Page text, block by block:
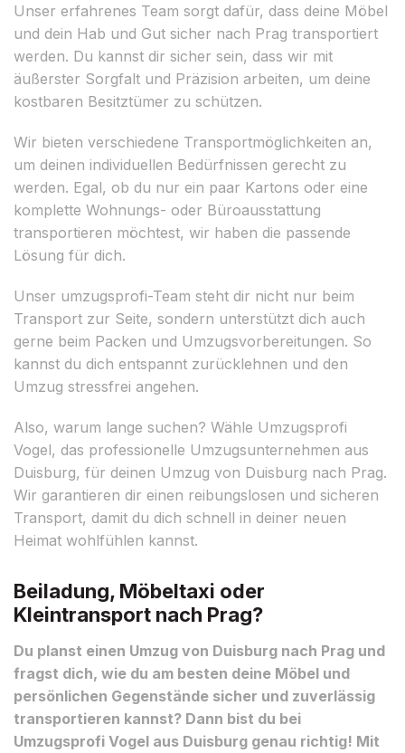
Unser erfahrenes Team sorgt dafür, dass deine Möbel
und dein Hab und Gut sicher nach Prag transportiert
werden. Du kannst dir sicher sein, dass wir mit
äußerster Sorgfalt und Präzision arbeiten, um deine
kostbaren Besitztümer zu schützen.
Wir bieten verschiedene Transportmöglichkeiten an,
um deinen individuellen Bedürfnissen gerecht zu
werden. Egal, ob du nur ein paar Kartons oder eine
komplette Wohnungs- oder Büroausstattung
transportieren möchtest, wir haben die passende
Lösung für dich.
Unser umzugsprofi-Team steht dir nicht nur beim
Transport zur Seite, sondern unterstützt dich auch
gerne beim Packen und Umzugsvorbereitungen. So
kannst du dich entspannt zurücklehnen und den
Umzug stressfrei angehen.
Also, warum lange suchen? Wähle Umzugsprofi
Vogel, das professionelle Umzugsunternehmen aus
Duisburg, für deinen Umzug von Duisburg nach Prag.
Wir garantieren dir einen reibungslosen und sicheren
Transport, damit du dich schnell in deiner neuen
Heimat wohlfühlen kannst.
Beiladung, Möbeltaxi oder
Kleintransport nach Prag?
Du planst einen Umzug von Duisburg nach Prag und
fragst dich, wie du am besten deine Möbel und
persönlichen Gegenstände sicher und zuverlässig
transportieren kannst? Dann bist du bei
Umzugsprofi Vogel aus Duisburg genau richtig! Mit